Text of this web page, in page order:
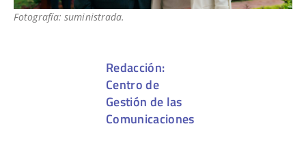
Fotografía: suministrada.
Redacción:
Centro de
Gestión de las
Comunicaciones